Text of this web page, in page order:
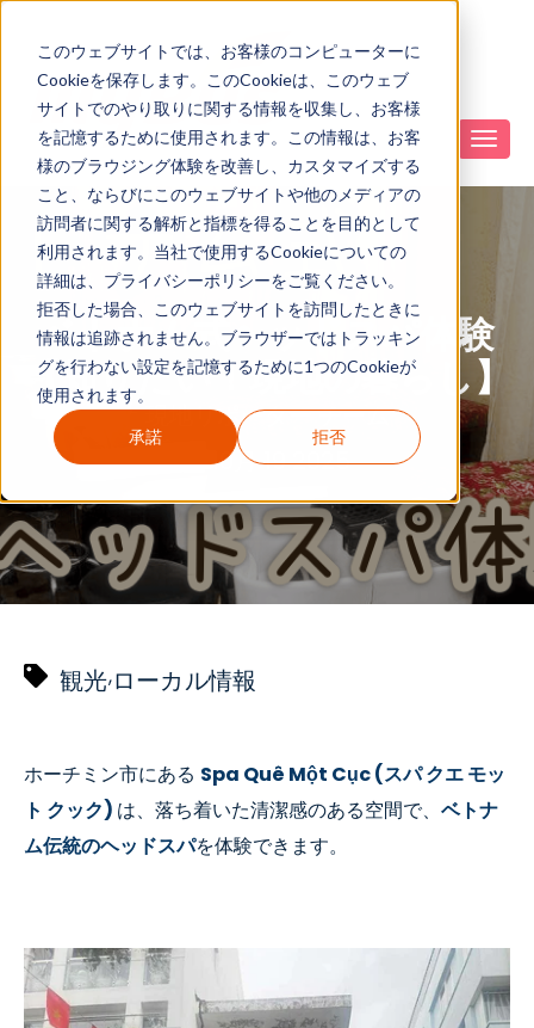
このウェブサイトでは、お客様のコンピューターに
Cookieを保存します。このCookieは、このウェブ
サイトでのやり取りに関する情報を収集し、お客様
を記憶するために使用されます。この情報は、お客
様のブラウジング体験を改善し、カスタマイズする
こと、ならびにこのウェブサイトや他のメディアの
訪問者に関する解析と指標を得ることを目的として
利用されます。当社で使用するCookieについての
詳細は、プライバシーポリシーをご覧ください。
拒否した場合、このウェブサイトを訪問したときに
情報は追跡されません。ブラウザーではトラッキン
グを行わない設定を記憶するために1つのCookieが
使用されます。
承諾 拒否
ベトナム式ヘッドスパ体験
【知りたい！現地の暮らし】
現地リポーター チーム
10月 19 2025
観光,ローカル情報
ホーチミン市にある Spa Quê Một Cục (スパ クエ モッ
ト クック) は、落ち着いた清潔感のある空間で、 ベトナ
ム伝統のヘッドスパを体験できます。